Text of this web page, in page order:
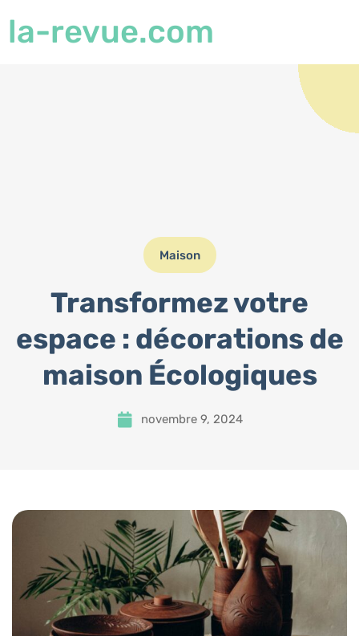
la-revue.com
Maison
Transformez votre
espace : décorations de
maison Écologiques
novembre 9, 2024